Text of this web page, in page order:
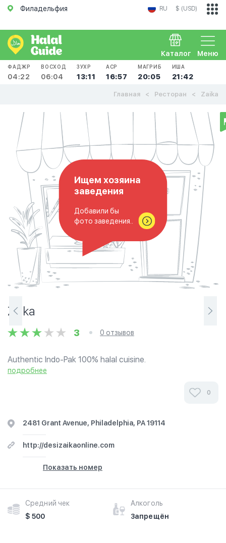
Филадельфия RU $ (USD)
Меню
Каталог
ФАДЖР
04:22
ВОСХОД
06:04
ЗУХР
13:11
АСР
16:57
МАГРИБ
20:05
ИША
21:42
Главная Ресторан Zaika
Ищем хозяина
заведения
Добавили бы
фото заведения..
Zaika
3 0 отзывов
Authentic Indo-Pak 100% halal cuisine.
подробнее
0
2481 Grant Avenue, Philadelphia, PA 19114
http://desizaikaonline.com
Показать номер
Средний чек
$ 500
Алкоголь
Запрещён